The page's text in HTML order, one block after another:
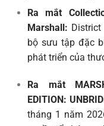
Ra mắt
Marshall:
bộ sưu tập đặc
phát triển của
Ra mắt
EDITION:
tháng 1 năm